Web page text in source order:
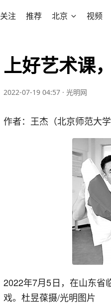
关注 推荐 北京 视频
上好艺术课
2022-07-19 04:57 · 光明网
作者：王杰（北京师范大
2022年7月5日，在山东省
戏。杜昱葆摄/光明图片